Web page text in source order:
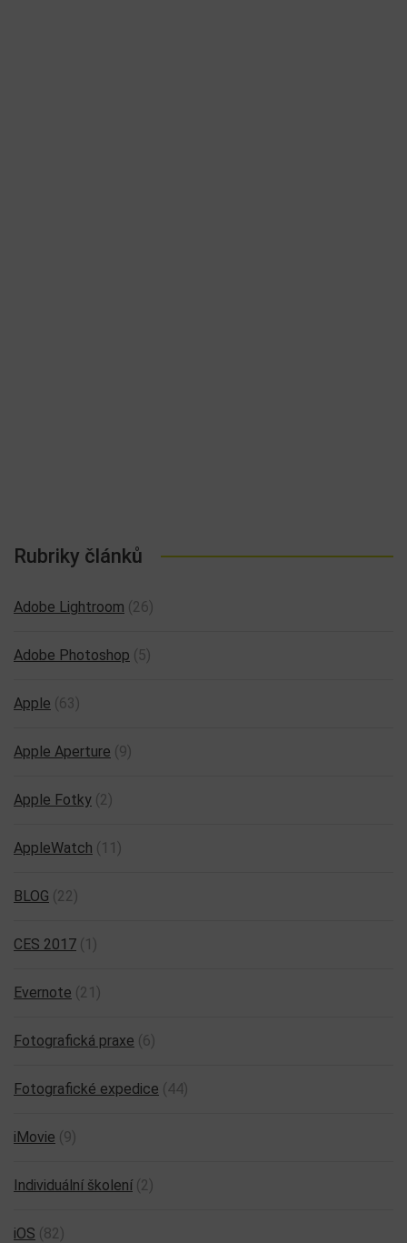
Rubriky článků
Adobe Lightroom (26)
Adobe Photoshop (5)
Apple (63)
Apple Aperture (9)
Apple Fotky (2)
AppleWatch (11)
BLOG (22)
CES 2017 (1)
Evernote (21)
Fotografická praxe (6)
Fotografické expedice (44)
iMovie (9)
Individuální školení (2)
iOS (82)